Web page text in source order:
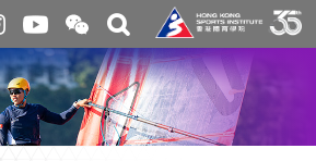
开
合
微
信
二
维
码
关
搜
寻